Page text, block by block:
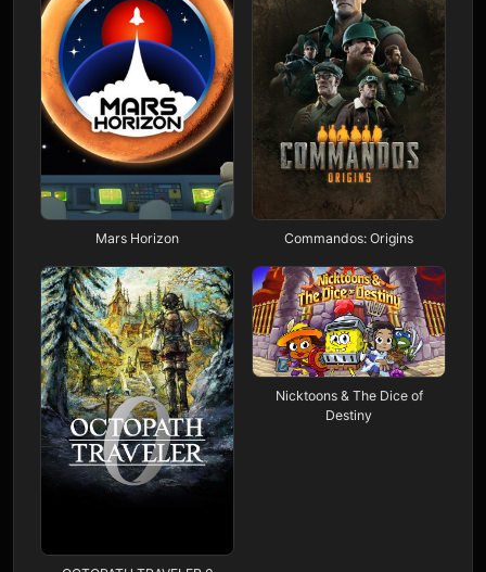
Mars Horizon Commandos: Origins
Nicktoons & The Dice of
Destiny